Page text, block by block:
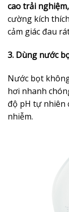
cao trải
cường kích
cảm giác đau
3. Dùng nước
Nước bọt
hơi nhanh
độ pH tự nhiên
nhiễm.